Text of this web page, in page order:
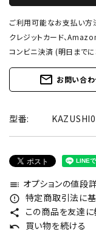
ご利用可能なお支払い方
クレジットカード、
コンビニ決済 (明日までに
mail_outline お問い合
型番:
toc オプションの値段
error_outline 特定商取引法に
share この商品を友達に
undo 買い物を続ける